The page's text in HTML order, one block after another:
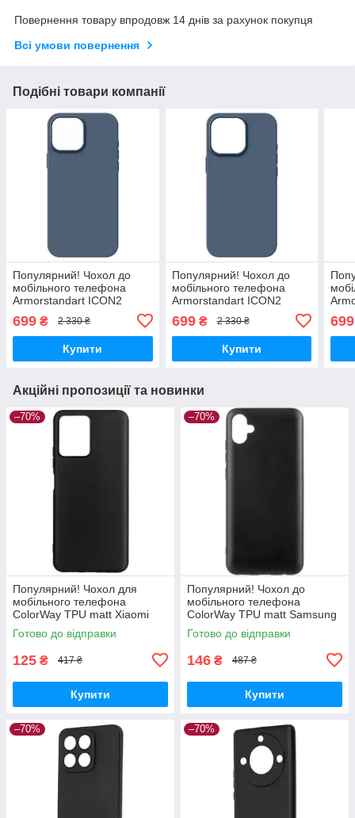
Повернення товару впродовж 14 днів за рахунок покупця
Всі умови повернення
Подібні товари компанії
Популярний! Чохол до
мобільного телефона
Armorstandart ICON2
MagSafe Apple iPhone 15
Pro Max Storm Blue
(ARM72754) - Краща
699 ₴ 2 330 ₴
Купити
Популярний! Чохол до
мобільного телефона
Armorstandart ICON2
MagSafe Apple iPhone 15
Pro Storm Blue
(ARM72757) - Краща
699₴ 2 330 ₴
Купити
Pro
699
Акційні пропозиції та новинки
–70%
Популярний! Чохол для
мобільного телефона
ColorWay TPU matt Xiaomi
Redmi Note 12 5G black (CW-
CTMXRN125-BK) —
Готово до відправки
125 ₴ 417 ₴
Купити
–70%
Популярний! Чохол до
мобільного телефона
ColorWay TPU matt Samsung
Galaxy A04e black (CW-
CTMSGA042-BK) - Краща
Готово до відправки
146 ₴ 487 ₴
Купити
–70% –70%